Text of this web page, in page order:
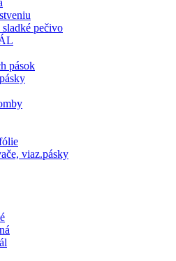
sladké pečivo
pások
viaz.pásky